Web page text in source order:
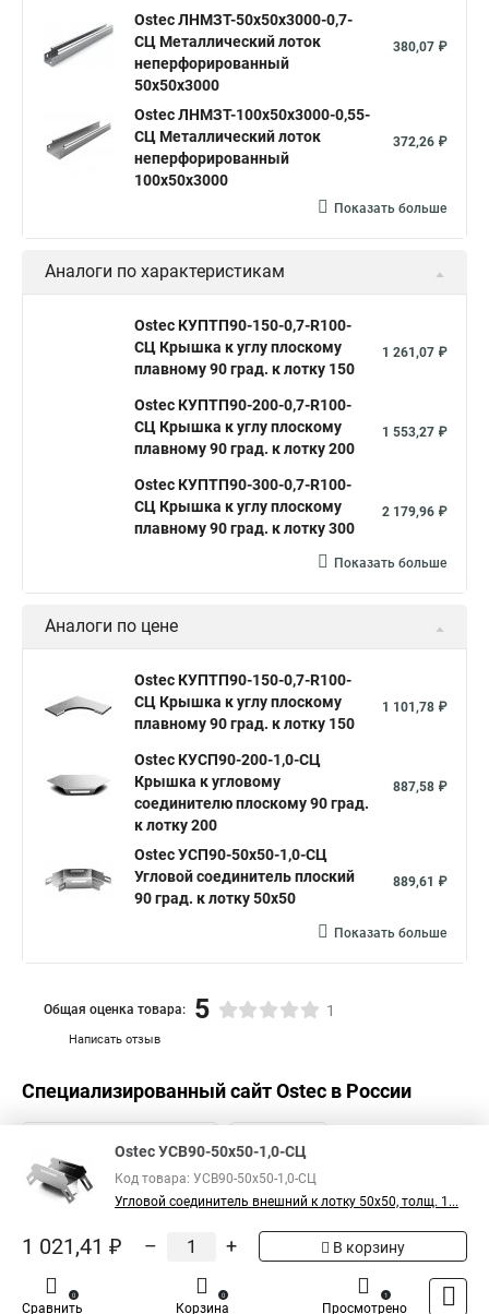
Ostec ЛНМЗТ-50х50х3000-0,7-
СЦ Металлический лоток
неперфорированный
50х50х3000
380,07 ₽
Ostec ЛНМЗТ-100х50х3000-0,55-
СЦ Металлический лоток
неперфорированный
100х50х3000
372,26 ₽
Показать больше
Аналоги по характеристикам
Ostec КУПТП90-150-0,7-R100-
СЦ Крышка к углу плоскому
плавному 90 град. к лотку 150
1 261,07 ₽
Ostec КУПТП90-200-0,7-R100-
СЦ Крышка к углу плоскому
плавному 90 град. к лотку 200
1 553,27 ₽
Ostec КУПТП90-300-0,7-R100-
СЦ Крышка к углу плоскому
плавному 90 град. к лотку 300
2 179,96 ₽
Показать больше
Аналоги по цене
Ostec КУПТП90-150-0,7-R100-
СЦ Крышка к углу плоскому
плавному 90 град. к лотку 150
1 101,78 ₽
Ostec КУСП90-200-1,0-СЦ
Крышка к угловому
соединителю плоскому 90 град.
к лотку 200
887,58 ₽
Ostec УСП90-50х50-1,0-СЦ
Угловой соединитель плоский
90 град. к лотку 50х50
889,61 ₽
Показать больше
Написать отзыв
Общая оценка товара: 5 1
Специализированный сайтOstec в России
Ostec УСВ90-50х50-1,0-СЦ
Код товара: УСВ90-50х50-1,0-СЦ
Угловой соединитель внешний к лотку 50х50, толщ. 1...
1 021,41 ₽ – + В корзину
Сравнить
0
Корзина
0
Просмотрено
1